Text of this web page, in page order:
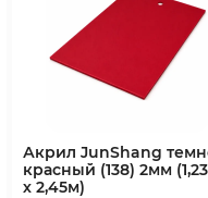
Акрил JunShang
красный (138) 2мм
х 2,45м)